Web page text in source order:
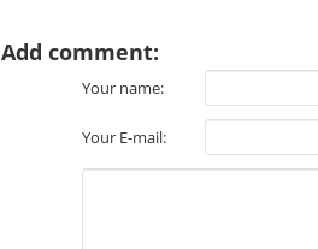
Add comment:
Your name:
Your E-mail: